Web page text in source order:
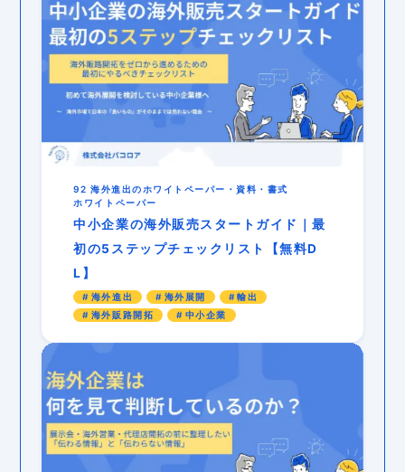
92 海外進出のホワイトペーパー・資料・書式
ホワイトペーパー
中小企業の海外販売スタートガイド｜最
初の5ステップチェックリスト【無料D
L】
海外進出 海外展開
輸出
海外販路開拓
中小企業